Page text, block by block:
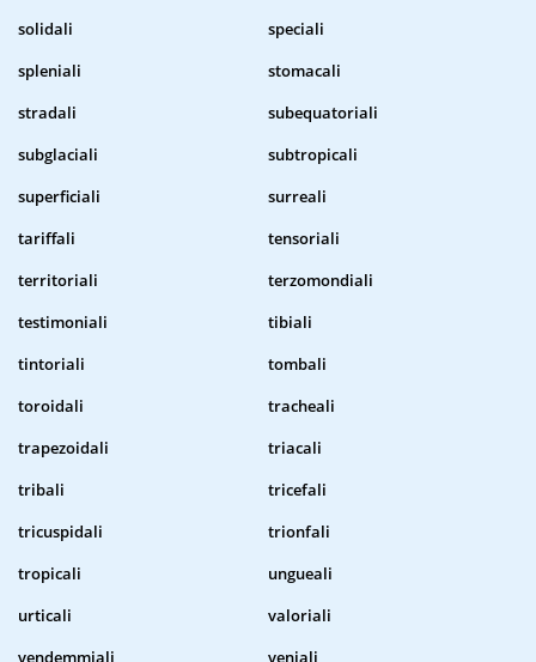
solidali
speciali
spleniali
stomacali
stradali
subequatoriali
subglaciali
subtropicali
superficiali
surreali
tariffali
tensoriali
territoriali
terzomondiali
testimoniali
tibiali
tintoriali
tombali
toroidali
tracheali
trapezoidali
triacali
tribali
tricefali
tricuspidali
trionfali
tropicali
ungueali
urticali
valoriali
vendemmiali
veniali